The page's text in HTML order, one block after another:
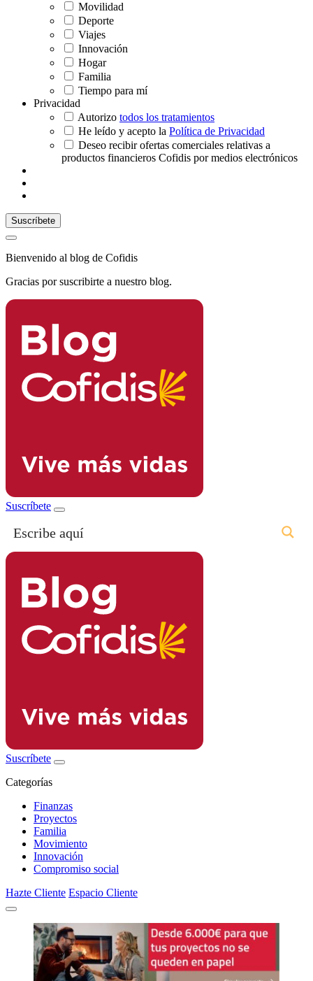
Movilidad
Deporte
Viajes
Innovación
Hogar
Familia
Tiempo para mí
Privacidad
Autorizo todos los tratamientos
He leído y acepto la Política de Privacidad
Deseo recibir ofertas comerciales relativas a
productos financieros Cofidis por medios electrónicos
Bienvenido al blog de Cofidis
Gracias por suscribirte a nuestro blog.
Suscríbete
Suscríbete
Categorías
Finanzas
Proyectos
Familia
Movimiento
Innovación
Compromiso social
Hazte Cliente Espacio Cliente